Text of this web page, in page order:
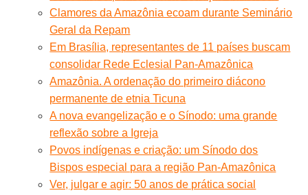
Clamores da Amazônia ecoam durante Seminário
Geral da Repam
Em Brasília, representantes de 11 países buscam
consolidar Rede Eclesial Pan-Amazônica
Amazônia. A ordenação do primeiro diácono
permanente de etnia Ticuna
A nova evangelização e o Sínodo: uma grande
reflexão sobre a Igreja
Povos indígenas e criação: um Sínodo dos
Bispos especial para a região Pan-Amazônica
Ver, julgar e agir: 50 anos de prática social